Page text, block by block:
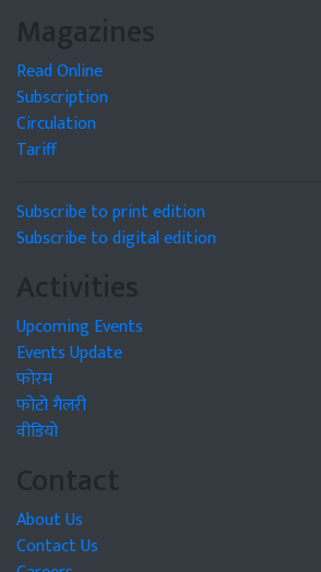
Magazines
Read Online
Subscription
Circulation
Tariff
Subscribe to print edition
Subscribe to digital edition
Activities
Upcoming Events
Events Update
फोरम
फोटो गैलरी
वीडियो
Contact
About Us
Contact Us